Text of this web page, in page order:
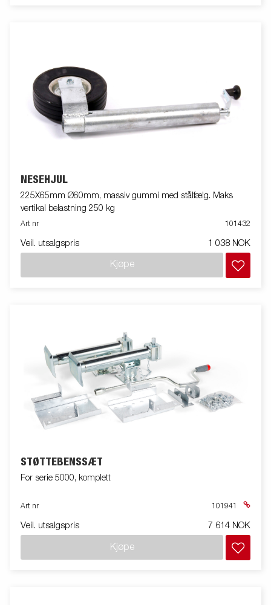
NESEHJUL
225X65mm Ø60mm, massiv gummi med stålfælg. Maks
vertikal belastning 250 kg
Art nr 101432
Veil. utsalgspris 1 038 NOK
Kjøpe
STØTTEBENSSÆT
For serie 5000, komplett
Art nr 101941
Veil. utsalgspris 7 614 NOK
Kjøpe